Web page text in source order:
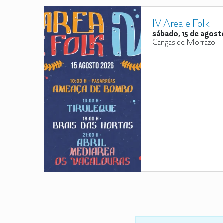
IV Area e Folk
sábado, 15 de
Cangas de Morrazo